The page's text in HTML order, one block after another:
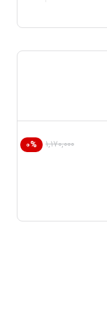
۱,۱۷۰,۰۰۰ ۰%